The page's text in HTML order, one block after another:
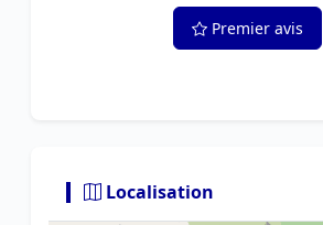
Premier avis
Localisation